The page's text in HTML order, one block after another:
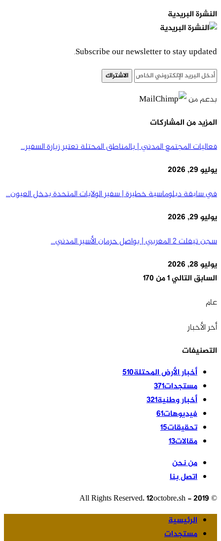
النشرة البريدية
Subscribe our newsletter to stay updated.
الاشتراك
بدعم من
المزيد من المشاركات
فعاليات المجتمع المدني | بالمناطق المحتلة تعتبر زيارة السفير…
يوليو 29, 2026
في سابقة دبلوماسية خطيرة | سفير الولايات المتحدة يدخل العيون…
يوليو 29, 2026
سجن تيفلت 2 المغربي | يواصل حرمان الأسير المدني…
يوليو 28, 2026
السابقالتالي1 من 170
عام
أخر الأخبار
التصنيفات
أخبار الأرض المحتلة510
مستجدات371
أخبار وطنية321
فيديوهات61
تحقيقات15
مقالات13
من نحن
اتصل بنا
© 2019 - All Rights Reserved. 12octobre.sh
الرئيسية
مستجدات